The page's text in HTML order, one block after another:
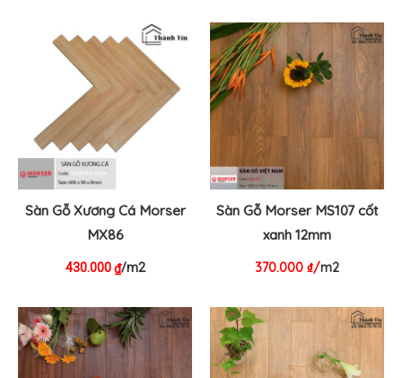
Sàn Gỗ Xương Cá Morser
MX86
430.000₫/m2
Sàn Gỗ Morser MS107 cốt
xanh 12mm
370.000 ₫/m2